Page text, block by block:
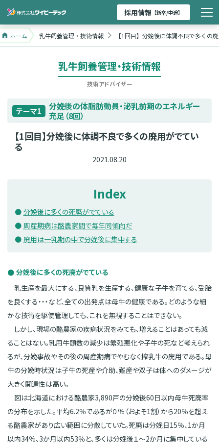
採用情報 【新卒/中途】
ホーム 乳牛飼養管理・技術情報 【1回目】分娩後に体調不良で多くの
乳牛飼養管理・技術情報
技術アドバイザー
テーマ1
分娩後の体脂肪動員・泌乳前期のエネルギー
充足（8回）
【1回目】分娩後に体調不良で多くの廃用がでてい
る
2021.08.20
Index
分娩後に多くの死廃がでている
周産期病は酪農家間で毎年同傾向だ
廃用は一乳期の中で分娩後に集中する
分娩後に多くの死廃がでている
乳生産を最大にする、良質乳を生産する、健康な子牛を育てる、受胎
を良くする・・・など、全ての出発点は母牛の健康である。どのような細
かな技術を駆使管理しても、これを無視することはできない。
しかし、現場の酪農家の疾病状況をみても、増えることはあっても減
ることはない。乳用牛頭数の減少は繁殖悪化や子牛の死など考えられ
るが、分娩事故やその後の周産期病でやむなく搾乳牛の廃用である。母
牛の分娩時状況は子牛の死産や介助、難産や双子は体へのダメージが
大きく関連性は高い。
図は北海道における酪農家3,890戸の分娩後60日以内母牛死廃率
の分布を示した。平均6.2％であるが０％（およそ1割）から20％を超え
る酪農家があり広い範囲に分散していた。死廃は分娩日15％、1か月
以内34％、3か月以内53％と、多くは分娩後１～2か月に集中している